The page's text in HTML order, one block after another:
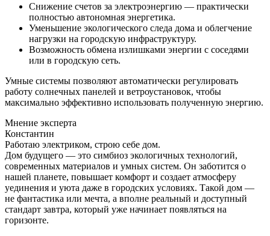
Снижение счетов за электроэнергию — практически
полностью автономная энергетика.
Уменьшение экологического следа дома и облегчение
нагрузки на городскую инфраструктуру.
Возможность обмена излишками энергии с соседями
или в городскую сеть.
Умные системы позволяют автоматически регулировать
работу солнечных панелей и ветроустановок, чтобы
максимально эффективно использовать полученную энергию.
Мнение эксперта
Константин
Работаю электриком, строю себе дом.
Дом будущего — это симбиоз экологичных технологий,
современных материалов и умных систем. Он заботится о
нашей планете, повышает комфорт и создает атмосферу
уединения и уюта даже в городских условиях. Такой дом —
не фантастика или мечта, а вполне реальный и доступный
стандарт завтра, который уже начинает появляться на
горизонте.